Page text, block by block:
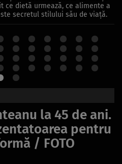
ce dietă urmează, ce alimente a
secretul stilului său de viață.
la 45 de ani.
pentru
/ FOTO